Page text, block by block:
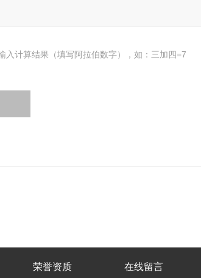
入计算结果（填写阿拉伯数字），如：三加四=7
荣誉资质 在线留言